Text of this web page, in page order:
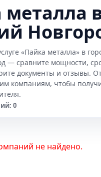
Контакты
«Пайка металла» в
— сравните мощности,
документы и отзывы.
компаниям, чтобы
0
не найдено.